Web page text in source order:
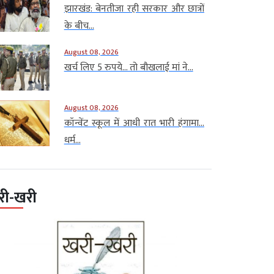
झारखंड: बेनतीजा रही सरकार और छात्रों
के बीच...
August 08, 2026
खर्च लिए 5 रुपये… तो बौखलाई मां ने...
August 08, 2026
कॉन्वेंट स्कूल में आधी रात भारी हंगामा…
धर्म...
खरी